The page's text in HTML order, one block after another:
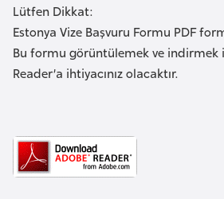
Lütfen Dikkat:
Estonya Vize Başvuru Formu PDF
Bu formu görüntülemek ve indirmek
Reader’a ihtiyacınız olacaktır.
y
c
a
n
B
a
h